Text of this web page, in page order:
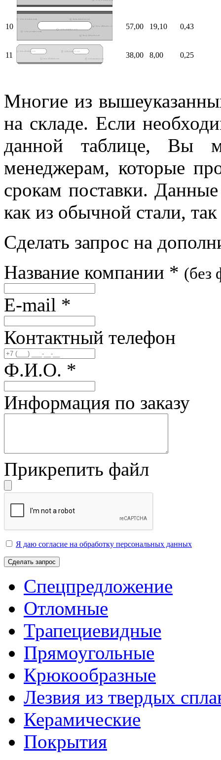
10 57,00 19,10 0,43
11 38,00 8,00 0,25
Многие из
на складе. Если
данной таблице, Вы
менеджерам, которые
срокам поставки.
как из обычной стали,
Сделать запрос на
Название компании * (без
E-mail *
Контактный телефон
Ф.И.О. *
Информация по заказу
Прикрепить файл
Я даю согласие на обработку персональных данных
Сделать запрос
Спецпредложение
Отломные
Трапециевидные
Прямоугольные
Крюкообразные
Лезвия из твердых
Керамические
Покрытия